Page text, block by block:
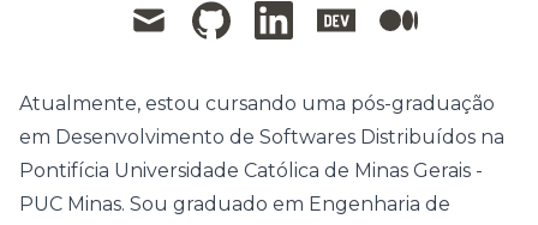
mail github linkedin devto medium
Atualmente, estou cursando uma pós-graduação
em Desenvolvimento de Softwares Distribuídos na
Pontifícia Universidade Católica de Minas Gerais -
PUC Minas. Sou graduado em Engenharia de